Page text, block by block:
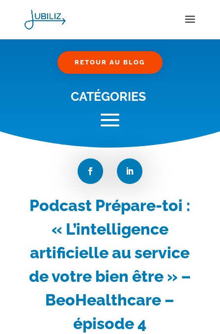
RETOUR AU BLOG
CATÉGORIES
Podcast Prépare-toi :
« L’intelligence
artificielle au service
de votre bien être » –
BeoHealthcare –
épisode 4